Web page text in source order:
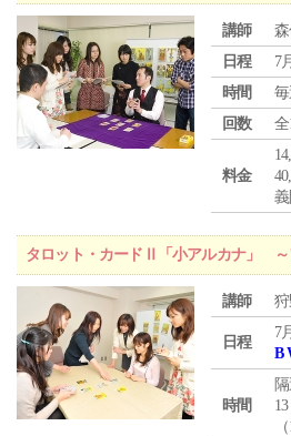
講師
日程
7
時間
回数
全
料金
義
タロット・カードⅡ「小アルカナ」 ～
講師
日程
7
B
時間